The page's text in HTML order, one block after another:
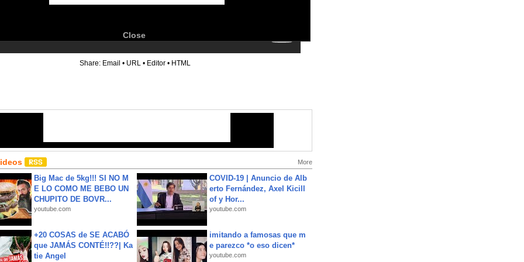
Close
Share: Email • URL • Editor • HTML
More
Big Mac de 5kg!!! SI NO M
E LO COMO ME BEBO UN
CHUPITO DE BOVR...
youtube.com
COVID-19 | Anuncio de Alb
erto Fernández, Axel Kicill
of y Hor...
youtube.com
+20 COSAS de SE ACABÓ
que JAMÁS CONTÉ!!??| Ka
tie Angel
imitando a famosas que m
e parezco *o eso dicen*
youtube.com